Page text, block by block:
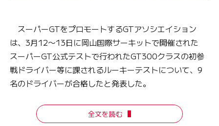
スーパーGTをプロモートするGTアソシエイション
は、3月12〜13日に岡山国際サーキットで開催された
スーパーGT公式テストで行われたGT300クラスの初参
戦ドライバー等に課されるルーキーテストについて、9
名のドライバーが合格したと発表した。
全文を読む